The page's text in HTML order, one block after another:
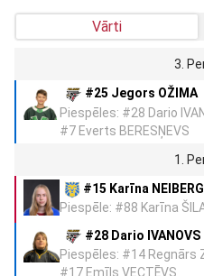
Vārti
3.
#25 Jegors OŽIMA
Piespēles: #28 Dario
#7 Everts BERESŅEVS
1.
#15 Karīna
Piespēle: #88 Karīna
#28 Dario IVANOVS
Piespēles: #14 Regnārs
#17 Emīls VECTĒVS